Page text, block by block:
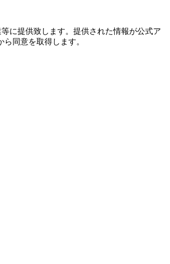
に提供致します。提供された情報が公式ア
同意を取得します。